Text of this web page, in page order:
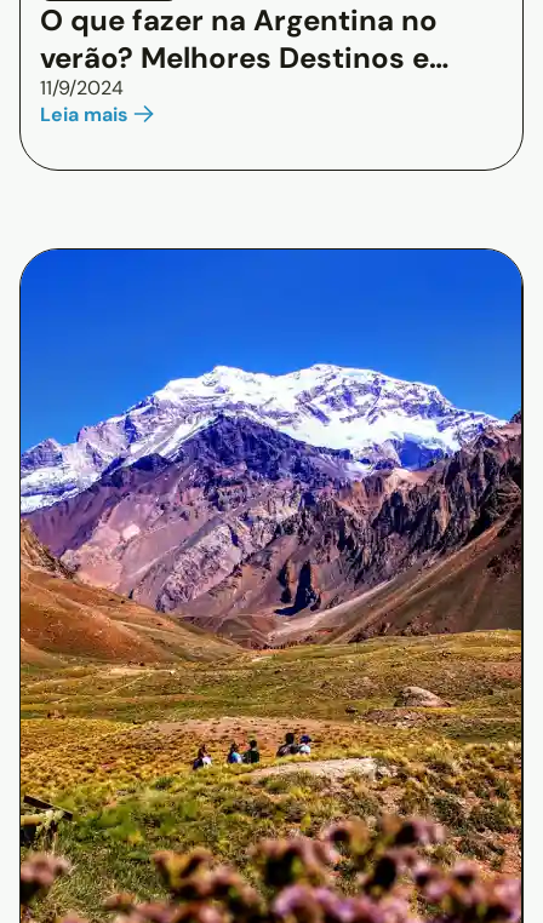
O que fazer na Argentina no
verão? Melhores Destinos e
Dicas de Economia
11/9/2024
Leia mais